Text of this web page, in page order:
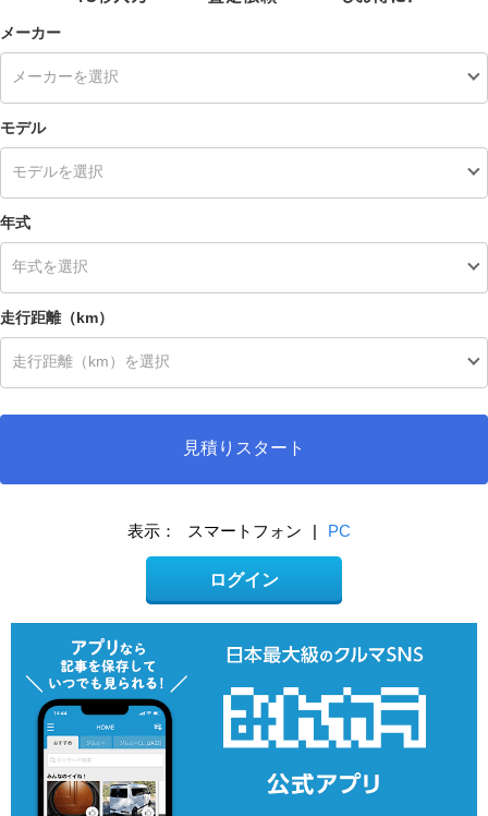
メーカー
モデル
年式
走行距離（km）
見積りスタート
表示： スマートフォン | PC
ログイン